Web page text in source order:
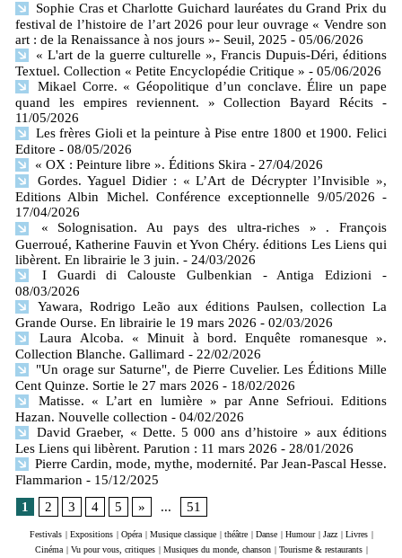
Sophie Cras et Charlotte Guichard lauréates du Grand Prix du
festival de l’histoire de l’art 2026 pour leur ouvrage « Vendre son
art : de la Renaissance à nos jours »- Seuil, 2025 - 05/06/2026
« L'art de la guerre culturelle », Francis Dupuis-Déri, éditions
Textuel. Collection « Petite Encyclopédie Critique » - 05/06/2026
Mikael Corre. « Géopolitique d’un conclave. Élire un pape
quand les empires reviennent. » Collection Bayard Récits
-
11/05/2026
Les frères Gioli et la peinture à Pise entre 1800 et 1900. Felici
Editore - 08/05/2026
« OX : Peinture libre ». Éditions Skira - 27/04/2026
Gordes. Yaguel Didier : « L’Art de Décrypter l’Invisible »,
Editions Albin Michel. Conférence exceptionnelle 9/05/2026 -
17/04/2026
« Solognisation. Au pays des ultra-riches » . François
Guerroué, Katherine Fauvin et Yvon Chéry. éditions Les Liens qui
libèrent. En librairie le 3 juin. - 24/03/2026
I Guardi di Calouste Gulbenkian - Antiga Edizioni
-
08/03/2026
Yawara, Rodrigo Leão aux éditions Paulsen, collection La
Grande Ourse. En librairie le 19 mars 2026 - 02/03/2026
Laura Alcoba. « Minuit à bord. Enquête romanesque ».
Collection Blanche. Gallimard - 22/02/2026
"Un orage sur Saturne", de Pierre Cuvelier. Les Éditions Mille
Cent Quinze. Sortie le 27 mars 2026 - 18/02/2026
Matisse. « L’art en lumière » par Anne Sefrioui. Editions
Hazan. Nouvelle collection - 04/02/2026
David Graeber, « Dette. 5 000 ans d’histoire » aux éditions
Les Liens qui libèrent. Parution : 11 mars 2026 - 28/01/2026
Pierre Cardin, mode, mythe, modernité. Par Jean-Pascal Hesse.
Flammarion - 15/12/2025
1
2 3 4 5 » ... 51
Festivals | Expositions | Opéra | Musique classique | théâtre | Danse | Humour | Jazz | Livres |
Cinéma | Vu pour vous, critiques | Musiques du monde, chanson | Tourisme & restaurants |